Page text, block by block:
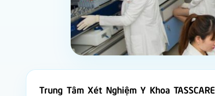
Trung Tâm Xét Nghiệm Y Khoa TASSCARE